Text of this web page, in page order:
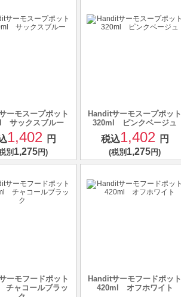
ーモスープポット
サックスブルー
1,402 円
別 1,275円)
Handitサーモスープポット
320ml ピンクベージュ
税込1,402 円
(税別 1,275円)
ーモフードポット
ャコールブラッ
Handitサーモフードポット
420ml オフホワイト